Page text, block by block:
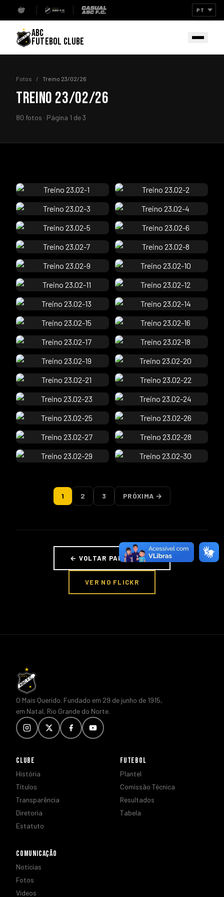
ABC
FUTEBOL CLUBE
Fotos / Treino 23/02/26
TREINO 23/02/26
80 fotos · Página 1 de 3
1 2 3 PRÓXIMA →
← VOLTAR PARA FOTOS
VER NO FLICKR
O Mais Querido. Fundado em 29 de junho de 1915,
em Natal, Rio Grande do Norte.
CLUBE
História
Títulos
Transparência
Diretoria
Estatuto
FUTEBOL
Plantel
Comissão Técnica
Resultados
Tabela
COMUNICAÇÃO
Notícias
Fotos
Vídeos